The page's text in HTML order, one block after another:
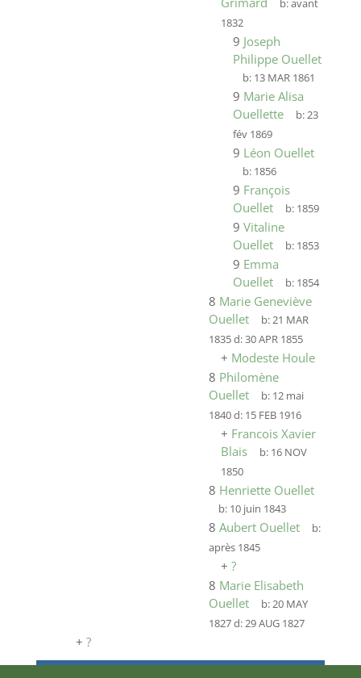
b:avant
1832
9 Joseph
Philippe Ouellet
b: 13 MAR 1861
9 Marie Alisa
Ouellette
b:23
fév 1869
9 Léon Ouellet
b: 1856
9 François
Ouellet
b: 1859
9 Vitaline
Ouellet
b: 1853
9 Emma
Ouellet
b: 1854
8 Marie Geneviève
Ouellet
b:21 MAR
1835d:30 APR 1855
+ Modeste Houle
8 Philomène
Ouellet
b: 12 mai
1840d: 15 FEB 1916
+ Francois Xavier
Blais
b: 16 NOV
1850
8 Henriette Ouellet
b: 10 juin 1843
8 Aubert Ouellet
b:
après 1845
+ ?
8 Marie Elisabeth
Ouellet
b:20 MAY
1827d:29 AUG 1827
+ ?